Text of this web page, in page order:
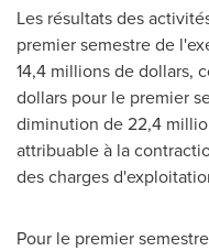
Les résultats des
premier semestre de
14,4 millions de dollars,
dollars pour le premier
diminution de 22,4
attribuable à la
des charges
Pour le premier